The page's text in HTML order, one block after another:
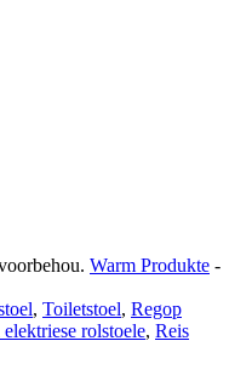
Warm Produkte -
, Toiletstoel, Regop
rolstoele, Reis